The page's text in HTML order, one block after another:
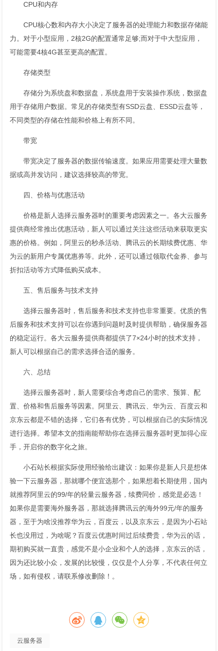
CPU和内存
CPU核心数和内存大小决定了服务器的处理能力和数据存储能
力。对于小型应用，2核2G的配置通常足够;而对于中大型应用，
可能需要4核4G甚至更高的配置。
存储类型
存储分为系统盘和数据盘，系统盘用于安装操作系统，数据盘
用于存储用户数据。常见的存储类型有SSD云盘、ESSD云盘等，
不同类型的存储在性能和价格上有所不同。
带宽
带宽决定了服务器的数据传输速度。如果应用需要处理大量数
据或高并发访问，建议选择较高的带宽。
四、价格与优惠活动
价格是新人选择云服务器时的重要考虑因素之一。各大云服务
提供商经常推出优惠活动，新人可以通过关注这些活动来获取更实
惠的价格。例如，阿里云的秒杀活动、腾讯云的长期续费优惠、华
为云的新用户专属优惠券等。此外，还可以通过领取代金券、参与
折扣活动等方式降低购买成本。
五、售后服务与技术支持
选择云服务器时，售后服务和技术支持也非常重要。优质的售
后服务和技术支持可以在你遇到问题时及时提供帮助，确保服务器
的稳定运行。各大云服务提供商都提供了7×24小时的技术支持，
新人可以根据自己的需求选择合适的服务。
六、总结
选择云服务器时，新人需要综合考虑自己的需求、预算、配
置、价格和售后服务等因素。阿里云、腾讯云、华为云、百度云和
京东云都是不错的选择，它们各有优势，可以根据自己的实际情况
进行选择。希望本文的指南能帮助你在选择云服务器时更加得心应
手，开启你的数字化之旅。
小石站长根据实际使用经验给出建议：如果你是新人只是想体
验一下云服务器，那就哪个便宜选那个，如果想着长期使用，国内
就推荐阿里云的99/年的轻量云服务器，续费同价，感觉是必选！
如果你是需要海外服务器，那就选择腾讯云的海外99元/年的服务
器，至于为啥没推荐华为云，百度云，以及京东云，是因为小石站
长也没用过，为啥呢？百度云优惠时间过后续费贵，华为云的话，
期初购买就一直贵，感觉不是小企业和个人的选择，京东云的话，
因为还比较小众，发展的比较慢，仅仅是个人分享，不代表任何立
场，如有侵权，请联系修改删除！。
云服务器